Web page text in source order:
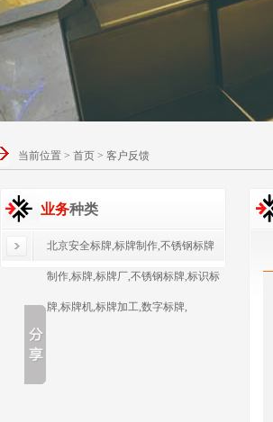
当前位置 > 首页 > 客户反馈
业务种类
北京安全标牌,标牌制作,不锈钢标牌
制作,标牌,标牌厂,不锈钢标牌,标识标
牌,标牌机,标牌加工,数字标牌,